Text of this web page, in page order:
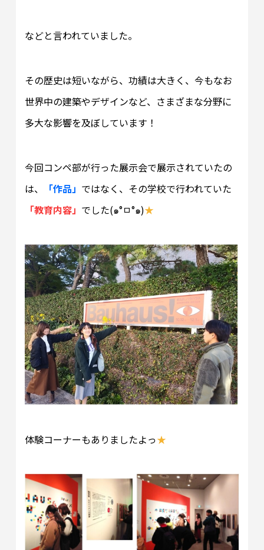
などと言われていました。
その歴史は短いながら、功績は大きく、今もなお
世界中の建築やデザインなど、さまざまな分野に
多大な影響を及ぼしています！
今回コンペ部が行った展示会で展示されていたの
は、
「作品」 ではなく、その学校で行われていた
「教育内容」 でした(๑°ㅁ°๑)★
体験コーナーもありましたよっ★